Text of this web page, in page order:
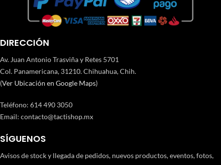
DIRECCIÓN
Av. Juan Antonio Trasviña y Retes 5701
Col. Panamericana, 31210. Chihuahua, Chih.
(Ver Ubicación en Google Maps)
Teléfono: 614 490 3050
Email: contacto@tactishop.mx
SÍGUENOS
Avisos de stock y llegada de pedidos, nuevos productos, eventos, fotos,